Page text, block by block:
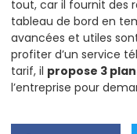
tout, car il fournit des
tableau de bord en
avancées et utiles
profiter d’un service
tarif, il propose 3
l’entreprise pour